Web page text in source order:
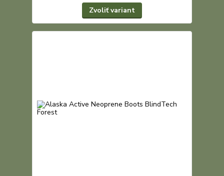
Zvoliť variant